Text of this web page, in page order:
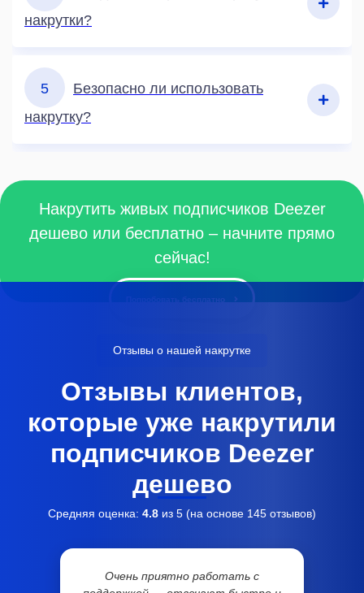
накрутки?
5
Безопасно ли использовать
накрутку?
Накрутить живых подписчиков Deezer
дешево или бесплатно – начните прямо
сейчас!
Попробовать бесплатно
Отзывы о нашей накрутке
Отзывы клиентов,
которые уже накрутили
подписчиков Deezer
дешево
Средняя оценка: 4.8 из 5 (на основе 145 отзывов)
Очень приятно работать с